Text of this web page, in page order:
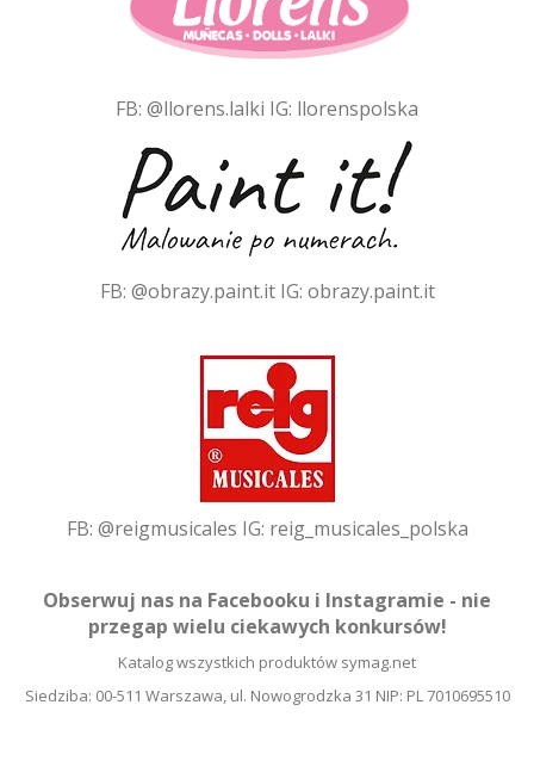
FB: @llorens.lalki IG: llorenspolska
FB: @obrazy.paint.itIG: obrazy.paint.it
FB: @reigmusicales IG: reig_musicales_polska
Obserwuj nas na Facebooku i Instagramie - nie
przegap wielu ciekawych konkursów!
Katalog wszystkich produktów symag.net
Siedziba: 00-511 Warszawa, ul. Nowogrodzka 31 NIP: PL 7010695510